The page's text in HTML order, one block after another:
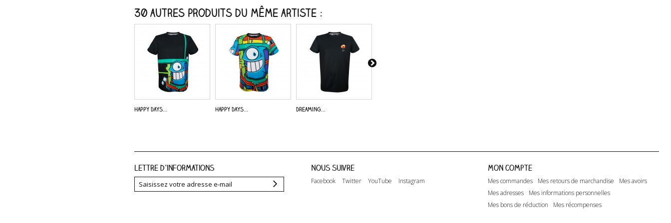
30 autres produits du même artiste :
Happy Days... Happy Days... Dreaming...
Lettre d'informations Nous suivre
Facebook Twitter YouTube Instagram
Mon compte
Mes commandes Mes retours de marchandise
Mes avoirs
Mes adresses
Mes informations personnelles
Mes bons de réduction
Mes récompenses